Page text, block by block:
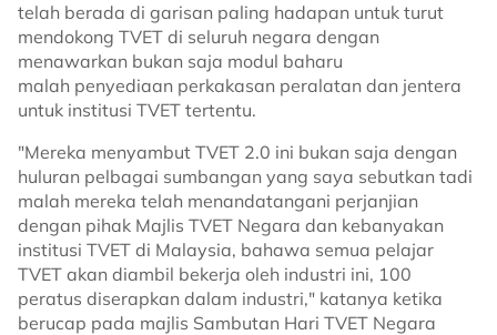
telah berada di garisan paling hadapan untuk turut
mendokong TVET di seluruh negara dengan
menawarkan bukan saja modul baharu
malah penyediaan perkakasan peralatan dan jentera
untuk institusi TVET tertentu.
"Mereka menyambut TVET 2.0 ini bukan saja dengan
huluran pelbagai sumbangan yang saya sebutkan tadi
malah mereka telah menandatangani perjanjian
dengan pihak Majlis TVET Negara dan kebanyakan
institusi TVET di Malaysia, bahawa semua pelajar
TVET akan diambil bekerja oleh industri ini, 100
peratus diserapkan dalam industri," katanya ketika
berucap pada majlis Sambutan Hari TVET Negara